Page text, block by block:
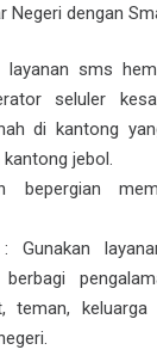
Negeri dengan
layanan sms
seluler
di kantong
jebol.
bepergian
Gunakan
teman,